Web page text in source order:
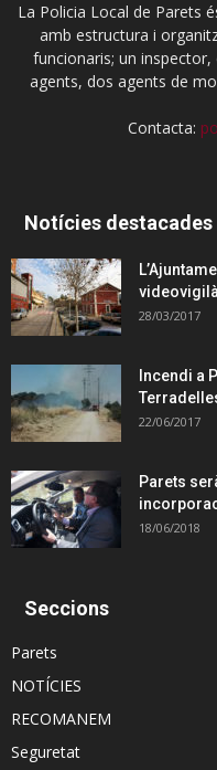
La Policia Local de Parets
amb estructura i
funcionaris; un
agents, dos agents de
Contacta:
Notícies destacades
28/03/2017
Incendi a
22/06/2017
Parets
18/06/2018
Seccions
Parets
NOTÍCIES
RECOMANEM
Seguretat